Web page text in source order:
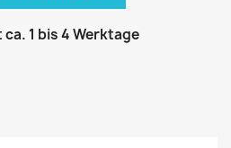
1 bis 4 Werktage